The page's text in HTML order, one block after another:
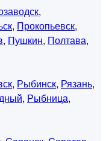
,
, Прокопьевск,
, Пушкин, Полтава,
, Рыбинск, Рязань,
, Рыбница,